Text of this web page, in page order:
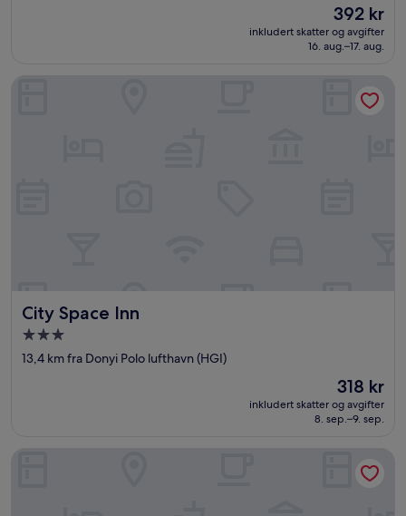
Prisen
392 kr
392 kr
inkludert skatter og avgifter
16. aug.–17. aug.
City Space Inn
City Space Inn
Overnattingssted
med
13,4 km fra Donyi Polo lufthavn (HGI)
Prisen
er
318 kr
318 kr
inkludert skatter og avgifter
8. sep.–9. sep.
City Space Inn